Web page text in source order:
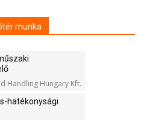
munka
Handling Hungary Kft.
hatékonysági